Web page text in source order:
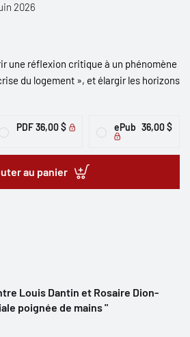
2026
une réflexion critique à un phénomène
du logement », et élargir les horizons
PDF 36,00 $ ePub 36,00 $
au panier
Louis Dantin et Rosaire Dion-
poignée de mains "